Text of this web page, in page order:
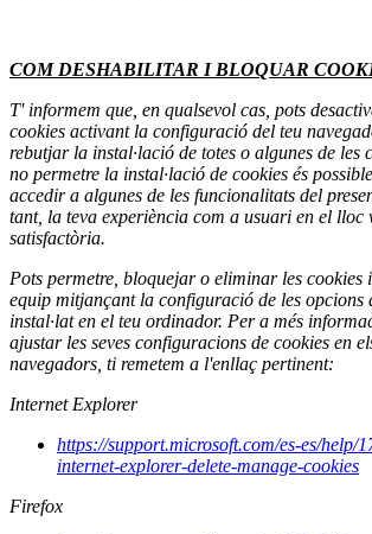
COM DESHABILITAR I BLOQUAR
T' informem que, en qualsevol cas, pots
cookies activant la configuració del teu
rebutjar la instal·lació de totes o algunes de les
no permetre la instal·lació de cookies és
accedir a algunes de les funcionalitats del
tant, la teva experiència com a usuari en el lloc
satisfactòria.
Pots permetre, bloquejar o eliminar les cookies
equip mitjançant la configuració de les opcions
instal·lat en el teu ordinador. Per a més
ajustar les seves configuracions de cookies en
navegadors, ti remetem a l'enllaç pertinent:
Internet Explorer
https://support.microsoft.com/es-es/help/
internet-explorer-delete-manage-cookies
Firefox